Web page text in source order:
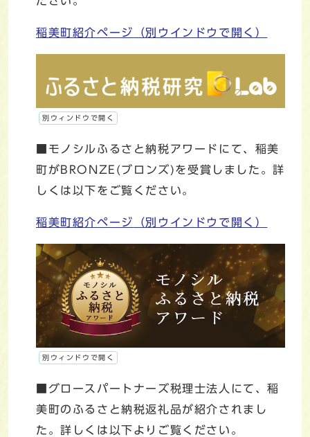
稲美町紹介ページ （別ウインドウで開く）
別ウィンドウで開く
■モノシルふるさと納税アワードにて、稲美
町がBRONZE(ブロンズ)を受賞しました。詳
しくは以下をご覧ください。
稲美町紹介ページ （別ウインドウで開く）
別ウィンドウで開く
■グロースパートナーズ税理士法人にて、稲
美町のふるさと納税返礼品が紹介されまし
た。詳しくは以下よりご覧ください。